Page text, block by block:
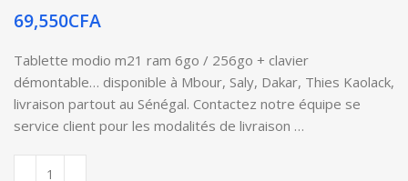
69,550CFA
Tablette modio m21 ram 6go / 256go + clavier
démontable… disponible à Mbour, Saly, Dakar, Thies Kaolack,
livraison partout au Sénégal. Contactez notre équipe se
service client pour les modalités de livraison …